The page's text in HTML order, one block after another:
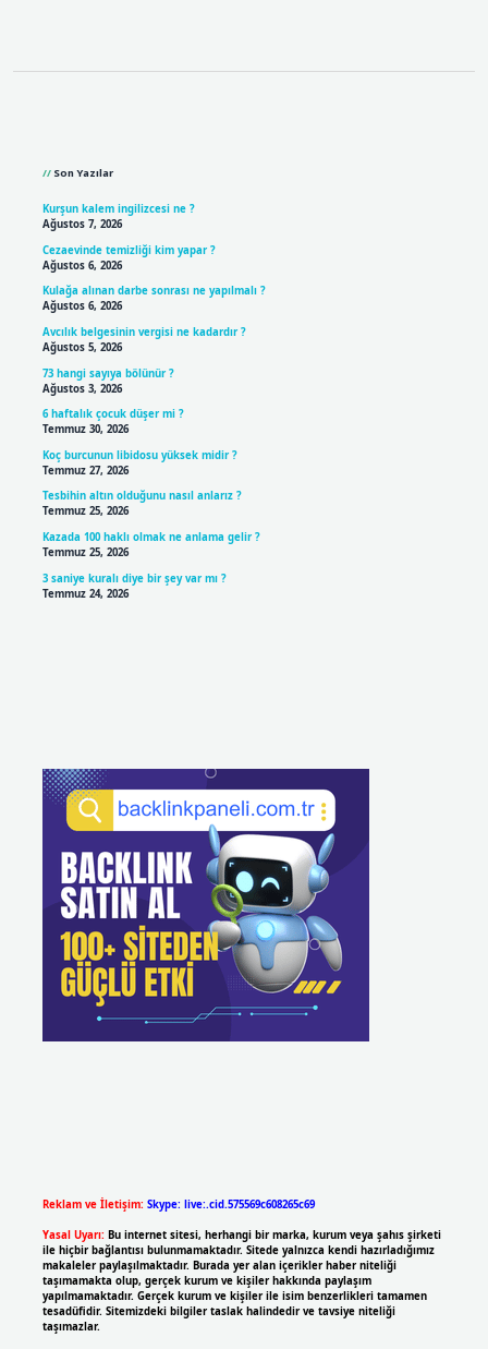
Son Yazılar
Kurşun kalem ingilizcesi ne ?
Ağustos 7, 2026
Cezaevinde temizliği kim yapar ?
Ağustos 6, 2026
Kulağa alınan darbe sonrası ne yapılmalı ?
Ağustos 6, 2026
Avcılık belgesinin vergisi ne kadardır ?
Ağustos 5, 2026
73 hangi sayıya bölünür ?
Ağustos 3, 2026
6 haftalık çocuk düşer mi ?
Temmuz 30, 2026
Koç burcunun libidosu yüksek midir ?
Temmuz 27, 2026
Tesbihin altın olduğunu nasıl anlarız ?
Temmuz 25, 2026
Kazada 100 haklı olmak ne anlama gelir ?
Temmuz 25, 2026
3 saniye kuralı diye bir şey var mı ?
Temmuz 24, 2026
Reklam ve İletişim: Skype: live:.cid.575569c608265c69
Yasal Uyarı: Bu internet sitesi, herhangi bir marka, kurum veya şahıs şirketi
ile hiçbir bağlantısı bulunmamaktadır. Sitede yalnızca kendi hazırladığımız
makaleler paylaşılmaktadır. Burada yer alan içerikler haber niteliği
taşımamakta olup, gerçek kurum ve kişiler hakkında paylaşım
yapılmamaktadır. Gerçek kurum ve kişiler ile isim benzerlikleri tamamen
tesadüfidir. Sitemizdeki bilgiler taslak halindedir ve tavsiye niteliği
taşımazlar.